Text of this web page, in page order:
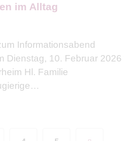
im Alltag
Informationsabend
Dienstag, 10. Februar 2026
Hl. Familie